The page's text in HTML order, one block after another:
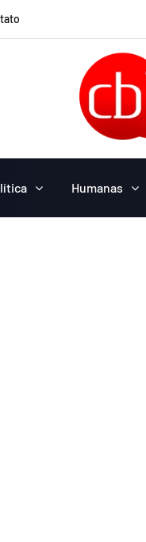
Humanas